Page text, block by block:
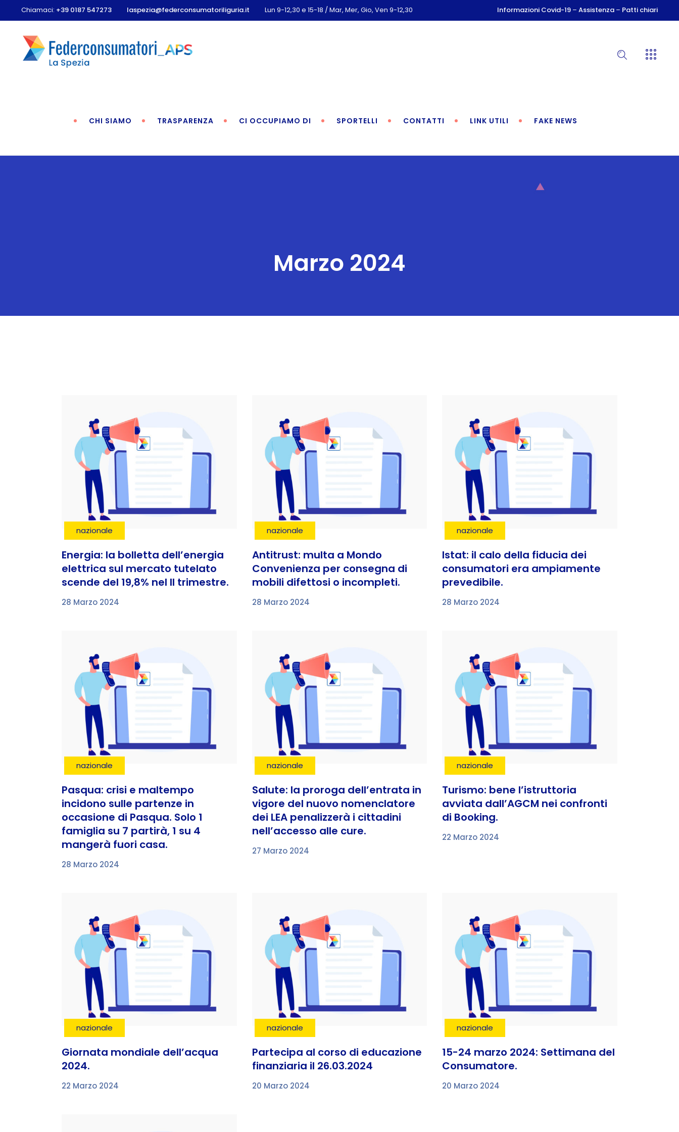
Chiamaci: +39 0187 547273 laspezia@federconsumatoriliguria.it Lun 9-12,30 e 15-18 / Mar, Mer, Gio, Ven 9-12,30 Informazioni Covid-19 –Assistenza – Patti chiari
CHI SIAMO TRASPARENZA CI OCCUPIAMO DI SPORTELLI CONTATTI LINK UTILI FAKE NEWS
Marzo 2024
nazionale
Energia: la bolletta dell’energia
elettrica sul mercato tutelato
scende del 19,8% nel II trimestre.
28 Marzo 2024
nazionale
Antitrust: multa a Mondo
Convenienza per consegna di
mobili difettosi o incompleti.
28 Marzo 2024
nazionale
Istat: il calo della fiducia dei
consumatori era ampiamente
prevedibile.
28 Marzo 2024
nazionale
Pasqua: crisi e maltempo
incidono sulle partenze in
occasione di Pasqua. Solo 1
famiglia su 7 partirà, 1 su 4
mangerà fuori casa.
28 Marzo 2024
nazionale
Salute: la proroga dell’entrata in
vigore del nuovo nomenclatore
dei LEA penalizzerà i cittadini
nell’accesso alle cure.
27 Marzo 2024
nazionale
Turismo: bene l’istruttoria
avviata dall’AGCM nei confronti
di Booking.
22 Marzo 2024
nazionale
Giornata mondiale dell’acqua
2024.
22 Marzo 2024
nazionale
Partecipa al corso di educazione
finanziaria il 26.03.2024
20 Marzo 2024
nazionale
15-24 marzo 2024: Settimana del
Consumatore.
20 Marzo 2024